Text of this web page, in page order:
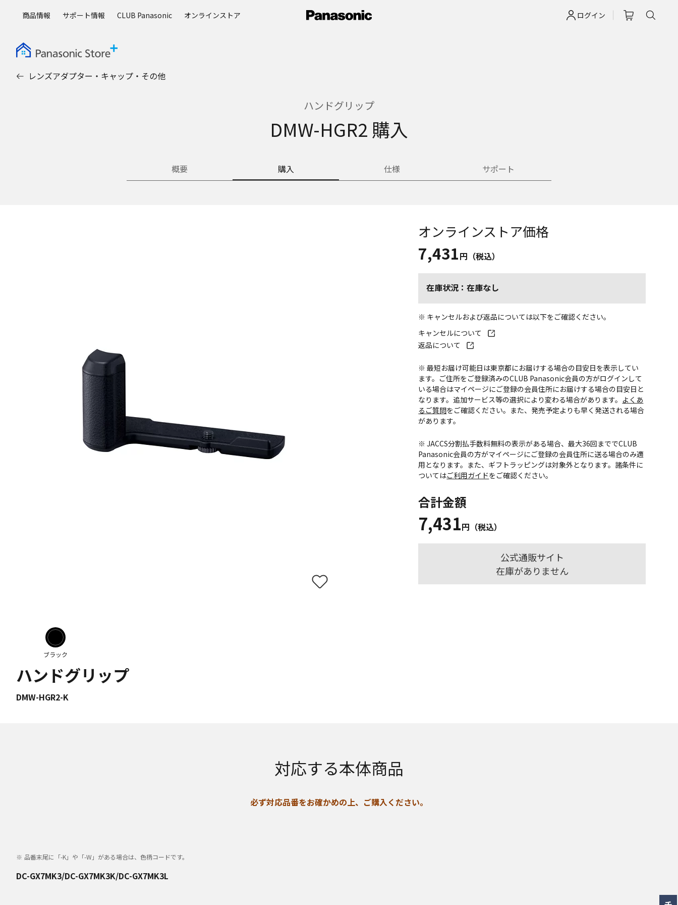
ログイン
商品情報 サポート情報 CLUB Panasonic オンラインストア
レンズアダプター・キャップ・その他
ハンドグリップ
DMW-HGR2 購入
概要 購入 仕様 サポート
ブラック
ハンドグリップ
DMW-HGR2-K
オンラインストア価格
7,431円（税込）
在庫状況：在庫なし
※ キャンセルおよび返品については以下をご確認ください。
キャンセルについて
返品について
※ 最短お届け可能日は東京都にお届けする場合の目安日を表示してい
ます。ご住所をご登録済みのCLUB Panasonic会員の方がログインして
いる場合はマイページにご登録の会員住所にお届けする場合の目安日と
なります。追加サービス等の選択により変わる場合があります。 よくあ
るご質問をご確認ください。また、発売予定よりも早く発送される場合
があります。
※ JACCS分割払手数料無料の表示がある場合、最大36回まででCLUB
Panasonic会員の方がマイページにご登録の会員住所に送る場合のみ適
用となります。また、ギフトラッピングは対象外となります。諸条件に
ついてはご利用ガイドをご確認ください。
合計金額
7,431円（税込）
公式通販サイト
在庫がありません
対応する本体商品
必ず対応品番をお確かめの上、ご購入ください。
品番末尾に「-K」や「-W」がある場合は、色柄コードです。
DC-GX7MK3/DC-GX7MK3K/DC-GX7MK3L